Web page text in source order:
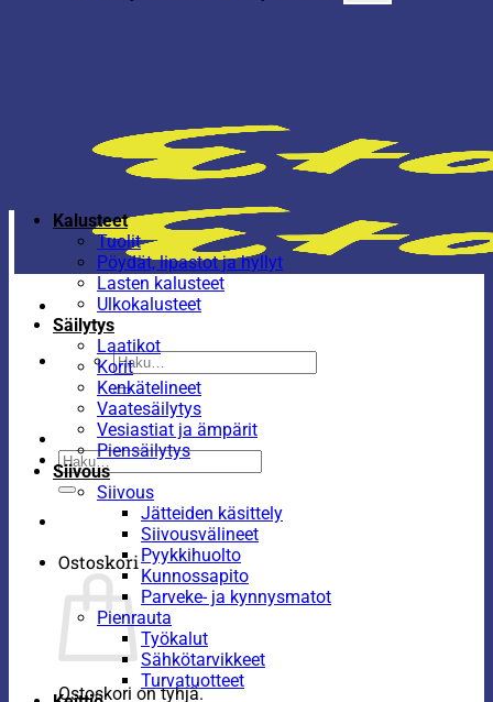
Etsi:
Etsi:
Ostoskori
Ostoskori on tyhjä.
Kalusteet
Tuolit
Pöydät, lipastot ja hyllyt
Lasten kalusteet
Ulkokalusteet
Säilytys
Laatikot
Korit
Kenkätelineet
Vaatesäilytys
Vesiastiat ja ämpärit
Piensäilytys
Siivous
Siivous
Jätteiden käsittely
Siivousvälineet
Pyykkihuolto
Kunnossapito
Parveke- ja kynnysmatot
Pienrauta
Työkalut
Sähkötarvikkeet
Turvatuotteet